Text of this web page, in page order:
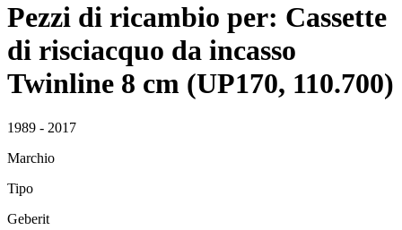
Pezzi di ricambio per: Cassette
di risciacquo da incasso
Twinline 8 cm (UP170, 110.700)
1989 - 2017
Marchio
Tipo
Geberit